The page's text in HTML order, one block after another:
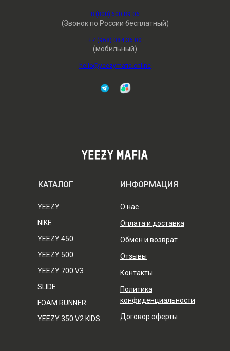
8 (800) 600 89 06
(Звонок по России бесплатный)
+7 (968) 084 36 00
(мобильный)
hello@yeezymafia.online
КАТАЛОГ ИНФОРМАЦИЯ
YEEZY
YEEZY 500
SLIDE
YEEZY 700 V3
О нас
Оплата и доставка
Отзывы
Контакты
Политика
конфиденциальности
Договор оферты
YEEZY 350 V2 KIDS
FOAM RUNNER
Обмен и возврат
NIKE
YEEZY 450